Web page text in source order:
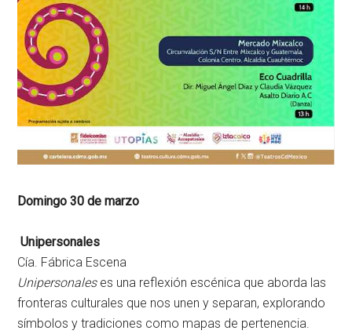
Domingo 30 de marzo
Unipersonales
Cía. Fábrica Escena
Unipersonales es una reflexión escénica que aborda las
fronteras culturales que nos unen y separan, explorando
símbolos y tradiciones como mapas de pertenencia.